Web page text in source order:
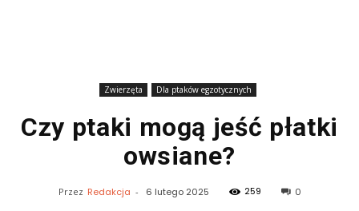
Zwierzęta Dla ptaków egzotycznych
Czy ptaki mogą jeść płatki
owsiane?
Przez Redakcja - 6 lutego 2025 259 0